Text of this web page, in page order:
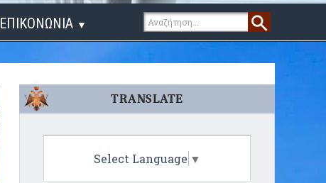
ΕΠΙΚΟΝΩΝΙΑ ▼
TRANSLATE
Select Language ▼